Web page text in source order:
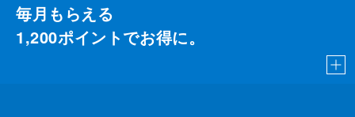
毎月もらえる
1,200ポイントでお得に。